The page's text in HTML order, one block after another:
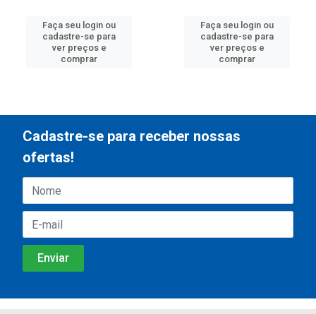
Faça seu login ou
cadastre-se para
ver preços e
comprar
Faça seu login ou
cadastre-se para
ver preços e
comprar
Cadastre-se para receber nossas
ofertas!